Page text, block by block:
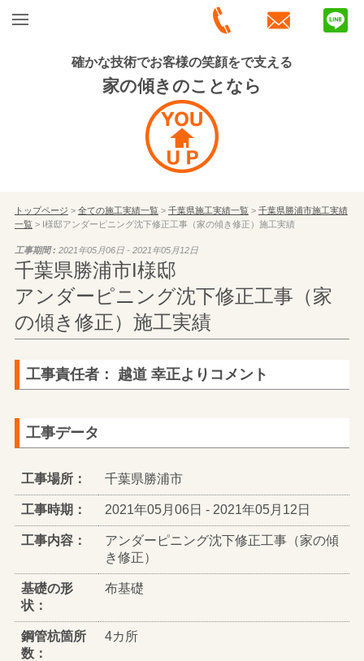
確かな技術でお客様の笑顔をで支える
家の傾きのことなら
トップページ > 全ての施工実績一覧> 千葉県施工実績一覧> 千葉県勝浦市施工実績
一覧> I様邸アンダーピニング沈下修正工事（家の傾き修正）施工実績
工事期間 : 2021年05月06日 - 2021年05月12日
千葉県勝浦市I様邸
アンダーピニング沈下修正工事（家
の傾き修正）施工実績
工事責任者： 越道 幸正よりコメント
工事データ
工事場所： 千葉県勝浦市
工事時期： 2021年05月06日 - 2021年05月12日
工事内容：
アンダーピニング沈下修正工事（家の傾
き修正）
基礎の形
状：
布基礎
鋼管杭箇所
数：
4カ所